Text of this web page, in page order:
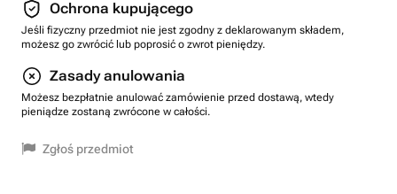
Ochrona kupującego
Jeśli fizyczny przedmiot nie jest zgodny z deklarowanym składem,
możesz go zwrócić lub poprosić o zwrot pieniędzy.
Zasady anulowania
Możesz bezpłatnie anulować zamówienie przed dostawą, wtedy
pieniądze zostaną zwrócone w całości.
Zgłoś przedmiot